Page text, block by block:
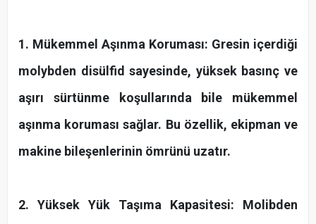
1. Mükemmel Aşınma Koruması: Gresin içerdiği
molybden disülfid sayesinde, yüksek basınç ve
aşırı sürtünme koşullarında bile mükemmel
aşınma koruması sağlar. Bu özellik, ekipman ve
makine bileşenlerinin ömrünü uzatır.
2. Yüksek Yük Taşıma Kapasitesi: Molibden